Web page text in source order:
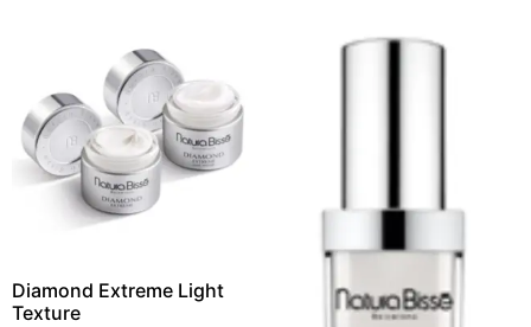
Diamond Extreme Light
Texture